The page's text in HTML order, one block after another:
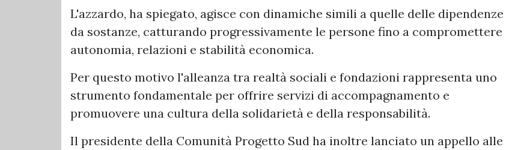
L'azzardo, ha spiegato, agisce con dinamiche simili a quelle delle dipendenze
da sostanze, catturando progressivamente le persone fino a compromettere
autonomia, relazioni e stabilità economica.
Per questo motivo l'alleanza tra realtà sociali e fondazioni rappresenta uno
strumento fondamentale per offrire servizi di accompagnamento e
promuovere una cultura della solidarietà e della responsabilità.
Il presidente della Comunità Progetto Sud ha inoltre lanciato un appello alle